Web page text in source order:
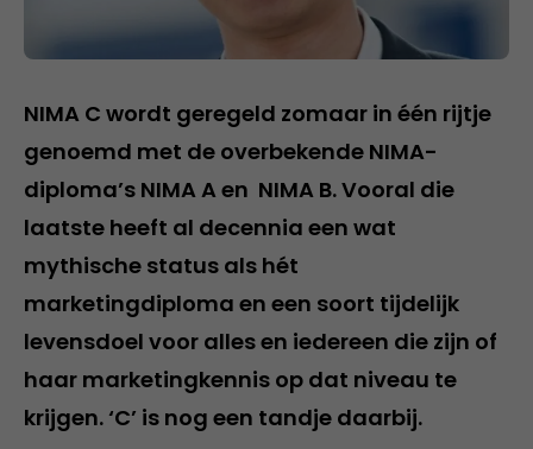
NIMA C wordt geregeld zomaar in één rijtje
genoemd met de overbekende NIMA-
diploma’s NIMA A en NIMA B. Vooral die
laatste heeft al decennia een wat
mythische status als hét
marketingdiploma en een soort tijdelijk
levensdoel voor alles en iedereen die zijn of
haar marketingkennis op dat niveau te
krijgen. ‘C’ is nog een tandje daarbij.